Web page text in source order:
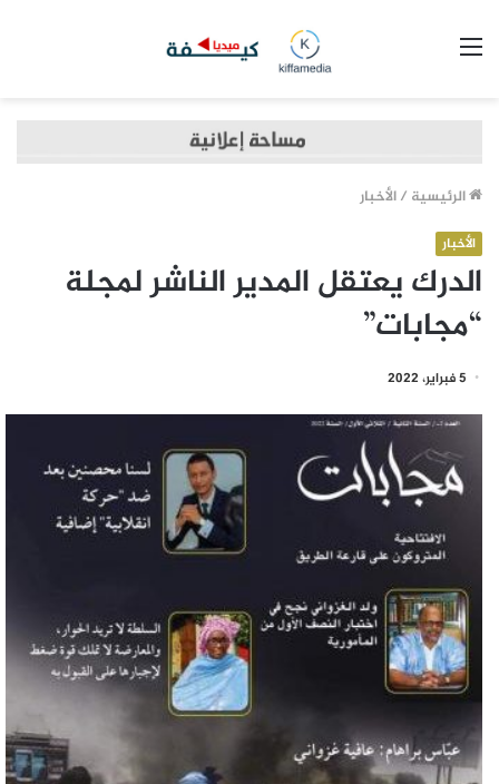
الرئيسية /الأخبار
الأخبار
الدرك يعتقل المدير الناشر لمجلة
“مجابات”
5 فبراير، 2022